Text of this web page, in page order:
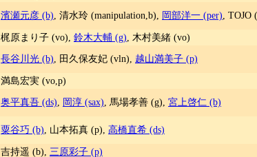
濱瀬元彦 (b) , 清水玲 (manipulation,b), 岡部洋一 (per) ,
梶原まり子 (vo), 鈴木大輔 (g) , 木村美緒 (vo)
長谷川光 (b) , 田久保友妃 (vln), 越山満美子 (p)
満島宏実 (vo,p)
奥平真吾 (ds) 岡淳 (sax) , 馬場孝善 (g), 宮上啓仁 (b)
粟谷巧 (b) , 山本拓真 (p), 高橋直希 (ds)
吉持遥 (b), 三原彩子 (p)